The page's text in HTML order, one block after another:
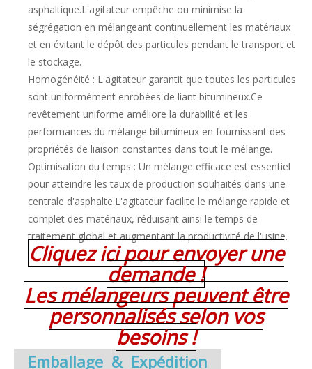
asphaltique.L'agitateur empêche ou minimise la
ségrégation en mélangeant continuellement les matériaux
et en évitant le dépôt des particules pendant le transport et
le stockage.
Homogénéité : L'agitateur garantit que toutes les particules
sont uniformément enrobées de liant bitumineux.Ce
revêtement uniforme améliore la durabilité et les
performances du mélange bitumineux en fournissant des
propriétés de liaison constantes dans tout le mélange.
Optimisation du temps : Un mélange efficace est essentiel
pour atteindre les taux de production souhaités dans une
centrale d'asphalte.L'agitateur facilite le mélange rapide et
complet des matériaux, réduisant ainsi le temps de
traitement global et augmentant la productivité de l'usine.
Cliquez ici pour envoyer une
demande !
Les mélangeurs peuvent être
personnalisés selon vos
besoins !
Emballage & Expédition